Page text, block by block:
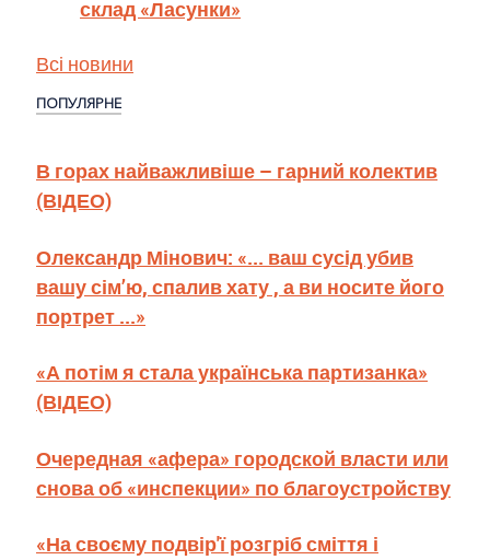
склад «Ласунки»
Всі новини
ПОПУЛЯРНЕ
В горах найважливіше – гарний колектив
(ВІДЕО)
Олександр Мінович: «... ваш сусід убив
вашу сім’ю, спалив хату , а ви носите його
портрет ...»
«А потім я стала українська партизанка»
(ВІДЕО)
Очередная «афера» городской власти или
снова об «инспекции» по благоустройству
«На своєму подвір'ї розгріб сміття і